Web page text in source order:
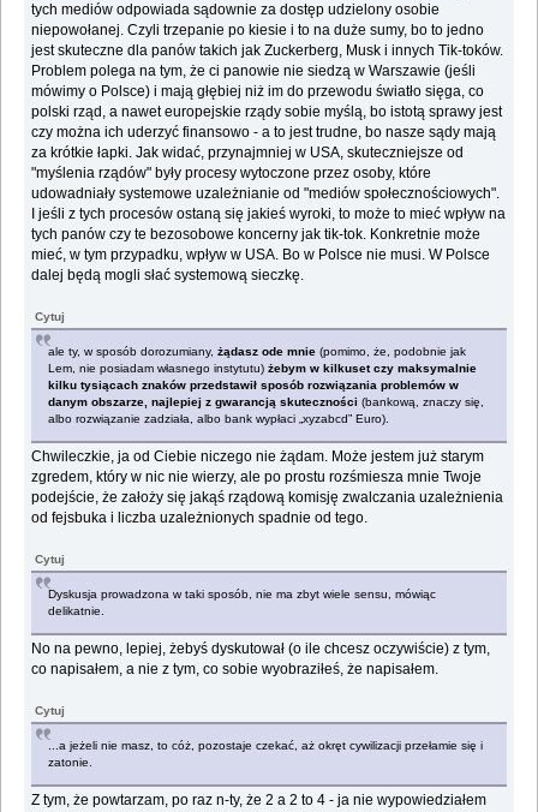
tych mediów odpowiada sądownie za dostęp udzielony osobie
niepowołanej. Czyli trzepanie po kiesie i to na duże sumy, bo to jedno
jest skuteczne dla panów takich jak Zuckerberg, Musk i innych Tik-toków.
Problem polega na tym, że ci panowie nie siedzą w Warszawie (jeśli
mówimy o Polsce) i mają głębiej niż im do przewodu światło sięga, co
polski rząd, a nawet europejskie rządy sobie myślą, bo istotą sprawy jest
czy można ich uderzyć finansowo - a to jest trudne, bo nasze sądy mają
za krótkie łapki. Jak widać, przynajmniej w USA, skuteczniejsze od
"myślenia rządów" były procesy wytoczone przez osoby, które
udowadniały systemowe uzależnianie od "mediów społecznościowych".
I jeśli z tych procesów ostaną się jakieś wyroki, to może to mieć wpływ na
tych panów czy te bezosobowe koncerny jak tik-tok. Konkretnie może
mieć, w tym przypadku, wpływ w USA. Bo w Polsce nie musi. W Polsce
dalej będą mogli słać systemową sieczkę.
Cytuj
ale ty, w sposób dorozumiany,żądasz ode mnie(pomimo, że, podobnie jak
Lem, nie posiadam własnego instytutu)żebym w kilkuset czy maksymalnie
kilku tysiącach znaków przedstawił sposób rozwiązania problemów w
danym obszarze, najlepiej z gwarancją skuteczności (bankową, znaczy się,
albo rozwiązanie zadziała, albo bank wypłaci „xyzabcd” Euro).
Chwileczkie, ja od Ciebie niczego nie żądam. Może jestem już starym
zgredem, który w nic nie wierzy, ale po prostu rozśmiesza mnie Twoje
podejście, że założy się jakąś rządową komisję zwalczania uzależnienia
od fejsbuka i liczba uzależnionych spadnie od tego.
Cytuj
Dyskusja prowadzona w taki sposób, nie ma zbyt wiele sensu, mówiąc
delikatnie.
No na pewno, lepiej, żebyś dyskutował (o ile chcesz oczywiście) z tym,
co napisałem, a nie z tym, co sobie wyobraziłeś, że napisałem.
Cytuj
...a jeżeli nie masz, to cóż, pozostaje czekać, aż okręt cywilizacji przełamie się i
zatonie.
Z tym, że powtarzam, po raz n-ty, że 2 a 2 to 4 - ja nie wypowiedziałem